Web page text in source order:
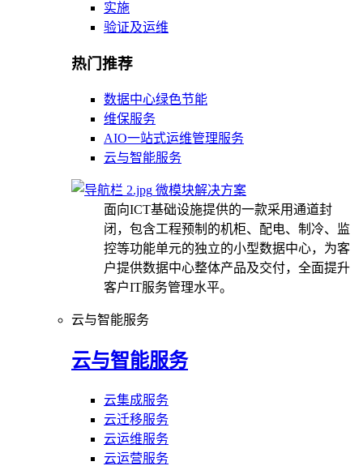
实施
验证及运维
热门推荐
数据中心绿色节能
维保服务
AIO一站式运维管理服务
云与智能服务
微模块解决方案
面向ICT基础设施提供的一款采用通道封
闭，包含工程预制的机柜、配电、制冷、监
控等功能单元的独立的小型数据中心，为客
户提供数据中心整体产品及交付，全面提升
客户IT服务管理水平。
云与智能服务
云与智能服务
云集成服务
云迁移服务
云运维服务
云运营服务